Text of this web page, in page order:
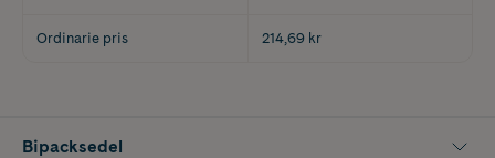
Ordinarie pris 214,69 kr
Bipacksedel